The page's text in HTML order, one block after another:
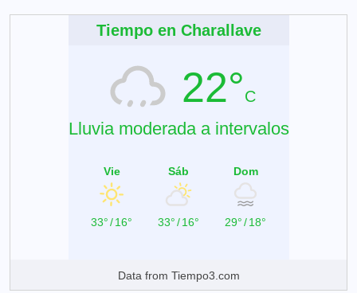
Tiempo en Charallave
22°C
Lluvia moderada a intervalos
Vie
33°/16°
Sáb
33°/16°
Dom
29°/18°
Data from Tiempo3.com